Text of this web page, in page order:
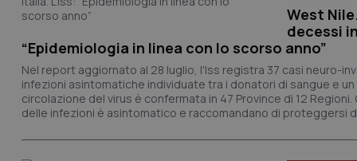
West
decessi
“Epidemiologia in linea con lo scorso anno”
Nel report aggiornato al 28 luglio, l'Iss registra 37 casi neuro-
infezioni asintomatiche individuate tra i donatori di sangue e
circolazione del virus è confermata in 47 Province di 12
delle infezioni è asintomatico e raccomandano di proteggersi
_ga_KM60CM4NPH
Nome
_ga_0VMQEQKQ1N
Nome